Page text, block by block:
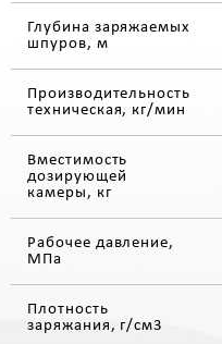
Глубина заряжаемых
шпуров, м
Производительность
техническая, кг/мин
Вместимость
дозирующей
камеры, кг
Рабочее давление,
МПа
Плотность
заряжания, г/см3